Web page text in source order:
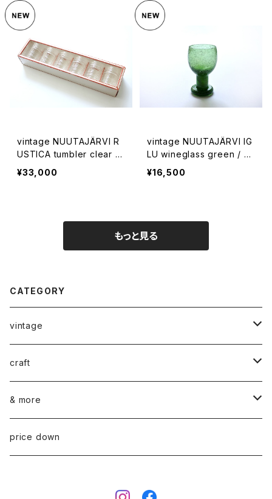
vintage NUUTAJÄRVI R
USTICA tumbler clear 6
p gift set / ヴィンテージ
ヌータヤルヴィ ラスティカ
¥33,000
vintage NUUTAJÄRVI IG
LU wineglass green / ヴ
ィンテージ ヌータヤルヴィ
イグル ワイングラス グリー
¥16,500
もっと見る
CATEGORY
vintage
ceramics
ARABIA
GUSTAVSBERG
glass
NUUTAJÄRVI
fabric
craft
染め花Horry
山口 和宏 木の器
& more
wear
price down